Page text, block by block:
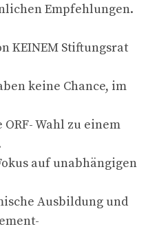
Empfehlungen.
KEINEM Stiftungsrat
keine Chance, im
Wahl zu einem
auf unabhängigen
Ausbildung und